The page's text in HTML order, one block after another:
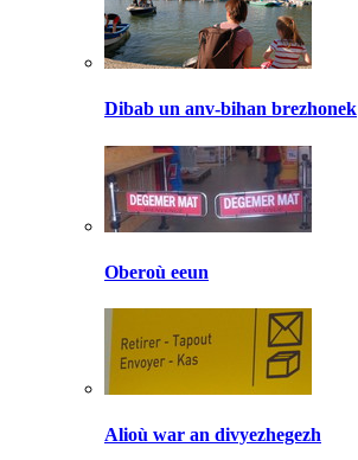
Dibab un anv-bihan brezhonek
Oberoù eeun
Alioù war an divyezhegezh